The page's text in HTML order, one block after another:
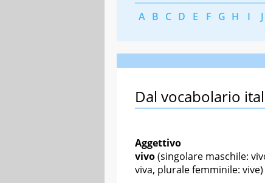
A B C D E F G H I J
Dal vocabolario
Aggettivo
vivo(singolare maschile:
viva, plurale femminile: vive)